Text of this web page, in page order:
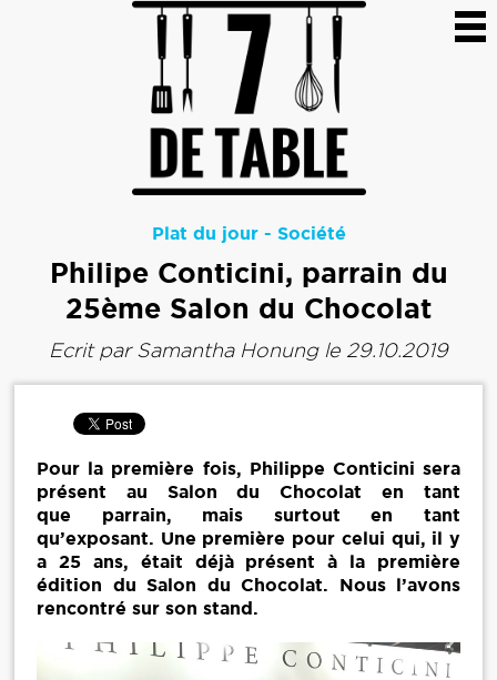
Plat du jour- Société
Philipe Conticini, parrain du
25ème Salon du Chocolat
Ecrit par Samantha Honungle 29.10.2019
Pour la première fois, Philippe Conticini sera
présent au Salon du Chocolat en tant
que parrain, mais surtout en tant
qu’exposant. Une première pour celui qui, il y
a 25 ans, était déjà présent à la première
édition du Salon du Chocolat. Nous l’avons
rencontré sur son stand.